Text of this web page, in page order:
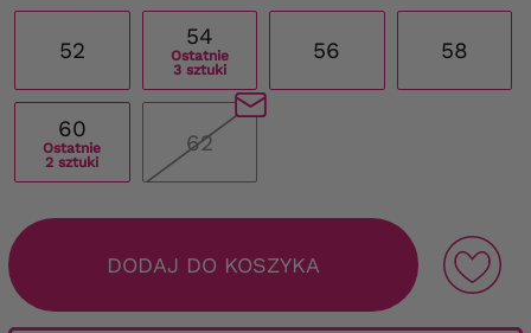
52
54
Ostatnie
3 sztuki
56 58
60
Ostatnie
2 sztuki
62
DODAJ DO KOSZYKA